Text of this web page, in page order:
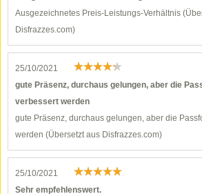
Ausgezeichnetes Preis-Leistungs-Verhältnis
Disfrazzes.com)
25/10/2021
gute Präsenz, durchaus gelungen, aber die
verbessert werden
gute Präsenz, durchaus gelungen, aber die
werden (Übersetzt aus Disfrazzes.com)
25/10/2021
Sehr empfehlenswert.